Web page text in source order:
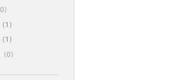
0
1
1
0